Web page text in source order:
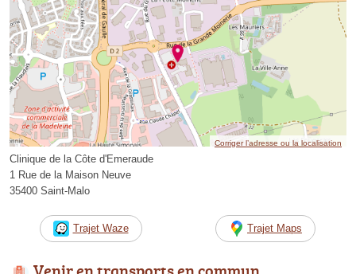
Corriger l’adresse ou la localisation
Clinique de la Côte d'Emeraude
1 Rue de la Maison Neuve
35400 Saint-Malo
Trajet Waze Trajet Maps